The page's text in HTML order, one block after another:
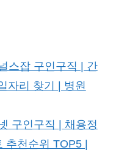
스잡 구인구직 | 간
자리 찾기 | 병원
구인구직 | 채용정
천순위 TOP5 |